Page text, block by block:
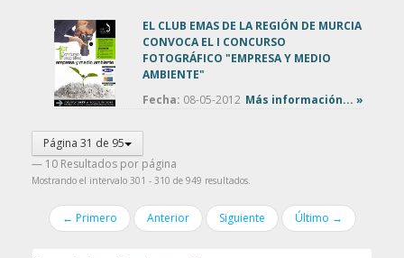
EL CLUB EMAS DE LA REGIÓN DE MURCIA
CONVOCA EL I CONCURSO
FOTOGRÁFICO "EMPRESA Y MEDIO
AMBIENTE"
Fecha: 08-05-2012 Más información... »
Página 31 de 95
— 10 Resultados por página
Mostrando el intervalo 301 - 310 de 949 resultados.
← Primero Anterior Siguiente Último →